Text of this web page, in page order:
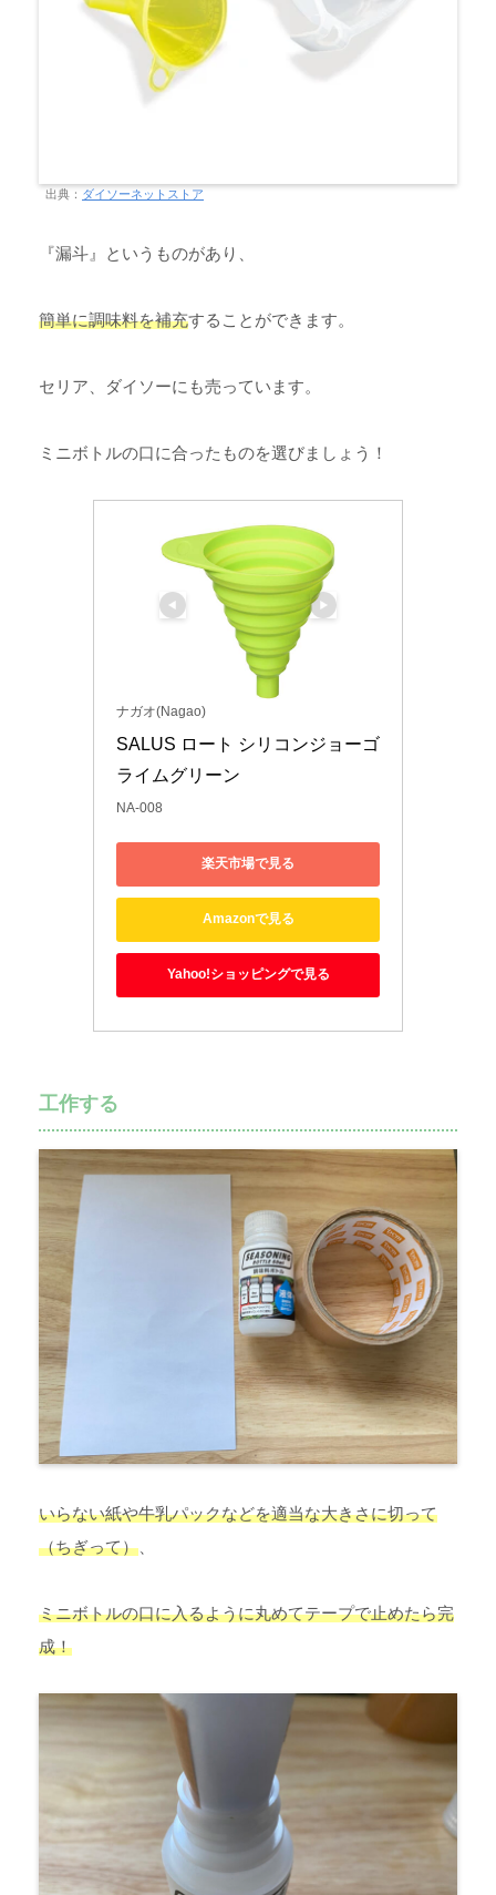
出典： ダイソーネットストア
『漏斗』というものがあり、
簡単に調味料を補充することができます。
セリア、ダイソーにも売っています。
ミニボトルの口に合ったものを選びましょう！
ナガオ(Nagao)
SALUS ロート シリコンジョーゴ
ライムグリーン
NA-008
楽天市場で見る
Amazonで見る
Yahoo!ショッピングで見る
工作する
いらない紙や牛乳パックなどを適当な大きさに切って
（ちぎって）
ミニボトルの口に入るように丸めてテープで止めたら完
成！